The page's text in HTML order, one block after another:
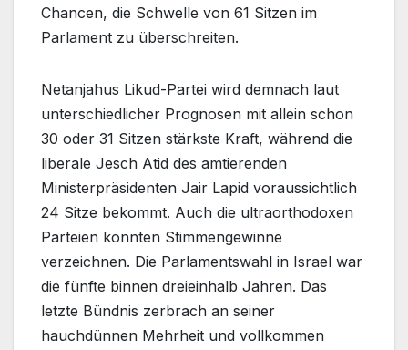
Chancen, die Schwelle von 61 Sitzen im
Parlament zu überschreiten.
Netanjahus Likud-Partei wird demnach laut
unterschiedlicher Prognosen mit allein schon
30 oder 31 Sitzen stärkste Kraft, während die
liberale Jesch Atid des amtierenden
Ministerpräsidenten Jair Lapid voraussichtlich
24 Sitze bekommt. Auch die ultraorthodoxen
Parteien konnten Stimmengewinne
verzeichnen. Die Parlamentswahl in Israel war
die fünfte binnen dreieinhalb Jahren. Das
letzte Bündnis zerbrach an seiner
hauchdünnen Mehrheit und vollkommen